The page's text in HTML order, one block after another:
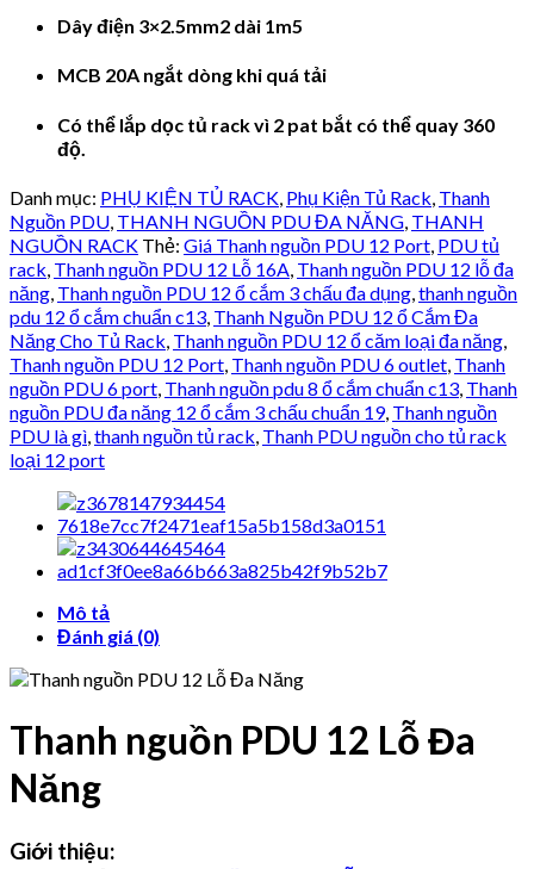
Dây điện 3×2.5mm2 dài 1m5
MCB 20A ngắt dòng khi quá tải
Có thể lắp dọc tủ rack vì 2 pat bắt có thể quay 360
độ.
Danh mục: PHỤ KIỆN TỦ RACK, Phụ Kiện Tủ Rack, Thanh
Nguồn PDU, THANH NGUỒN PDU ĐA NĂNG, THANH
NGUỒN RACK Thẻ: Giá Thanh nguồn PDU 12 Port, PDU tủ
rack, Thanh nguồn PDU 12 Lỗ 16A, Thanh nguồn PDU 12 lỗ đa
năng, Thanh nguồn PDU 12 ổ cắm 3 chấu đa dụng,thanh nguồn
pdu 12 ổ cắm chuẩn c13, Thanh Nguồn PDU 12 ổ Cắm Đa
Năng Cho Tủ Rack, Thanh nguồn PDU 12 ổ căm loại đa năng,
Thanh nguồn PDU 12 Port, Thanh nguồn PDU 6 outlet, Thanh
nguồn PDU 6 port, Thanh nguồn pdu 8 ổ cắm chuẩn c13, Thanh
nguồn PDU đa năng 12 ổ cắm 3 chấu chuẩn 19, Thanh nguồn
PDU là gì,thanh nguồn tủ rack, Thanh PDU nguồn cho tủ rack
loại 12 port
Mô tả
Đánh giá (0)
Thanh nguồn PDU 12 Lỗ Đa
Năng
Giới thiệu: